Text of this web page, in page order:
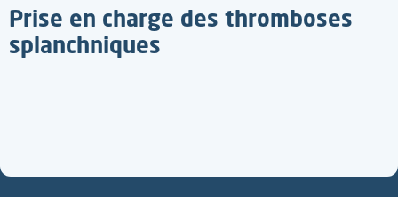
Prise en charge des thromboses
splanchniques